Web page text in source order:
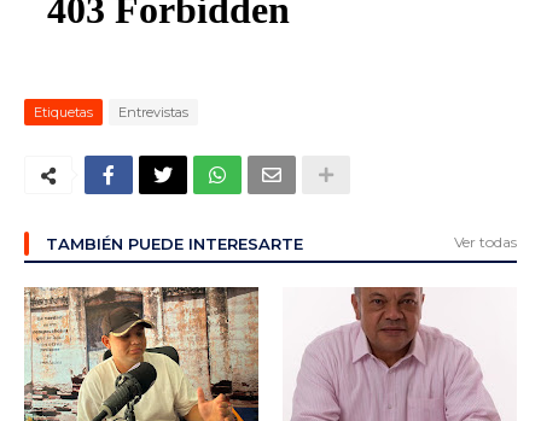
Etiquetas Entrevistas
TAMBIÉN PUEDE INTERESARTE Ver todas